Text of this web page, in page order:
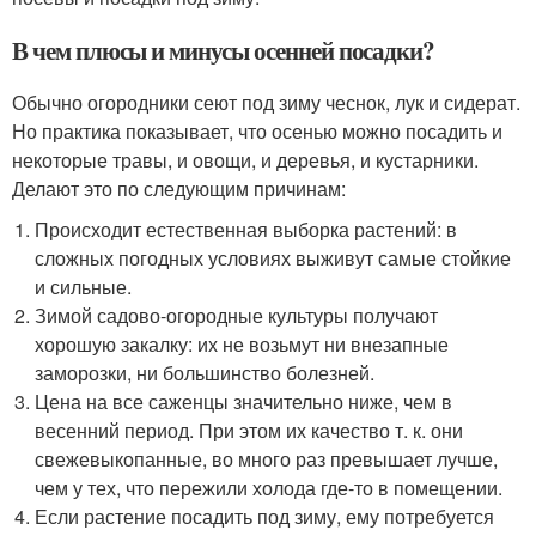
В чем плюсы и минусы осенней посадки?
Обычно огородники сеют под зиму чеснок, лук и сидерат.
Но практика показывает, что осенью можно посадить и
некоторые травы, и овощи, и деревья, и кустарники.
Делают это по следующим причинам:
Происходит естественная выборка растений: в
сложных погодных условиях выживут самые стойкие
и сильные.
Зимой садово-огородные культуры получают
хорошую закалку: их не возьмут ни внезапные
заморозки, ни большинство болезней.
Цена на все саженцы значительно ниже, чем в
весенний период. При этом их качество т. к. они
свежевыкопанные, во много раз превышает лучше,
чем у тех, что пережили холода где-то в помещении.
Если растение посадить под зиму, ему потребуется